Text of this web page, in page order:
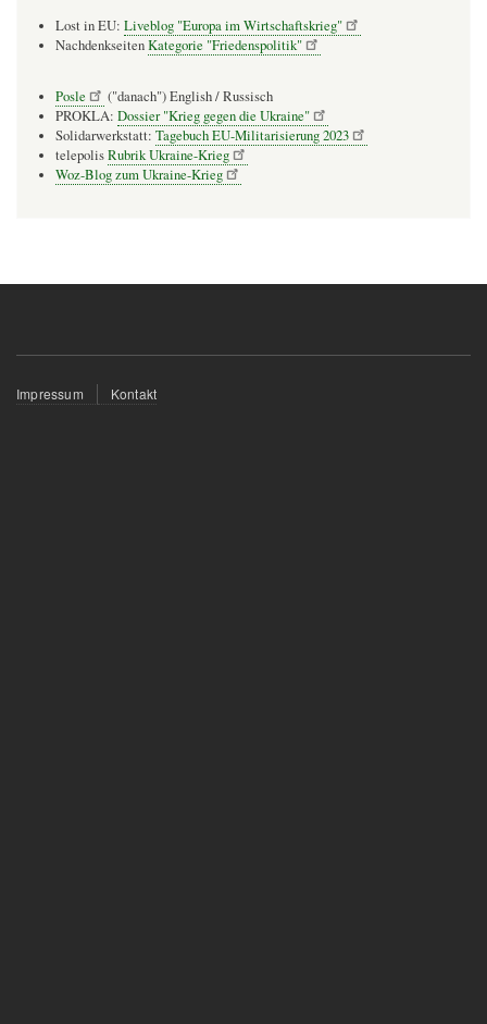
Lost in EU: Liveblog "Europa im Wirtschaftskrieg"
NachdenkseitenKategorie "Friedenspolitik"
Posle
("danach") English / Russisch
PROKLA: Dossier "Krieg gegen die Ukraine"
Solidarwerkstatt: Tagebuch EU-Militarisierung 2023
telepolisRubrik Ukraine-Krieg
Woz-Blog zum Ukraine-Krieg
Fußzeilenmenü
Impressum Kontakt